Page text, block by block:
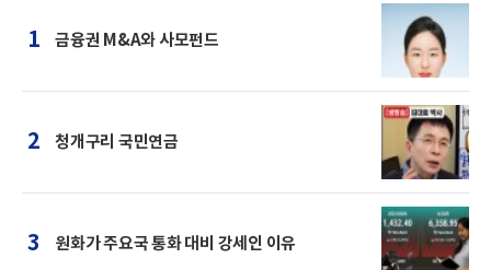
1 금융권 M&A와 사모펀드
2 청개구리 국민연금
3 원화가 주요국 통화 대비 강세인 이유